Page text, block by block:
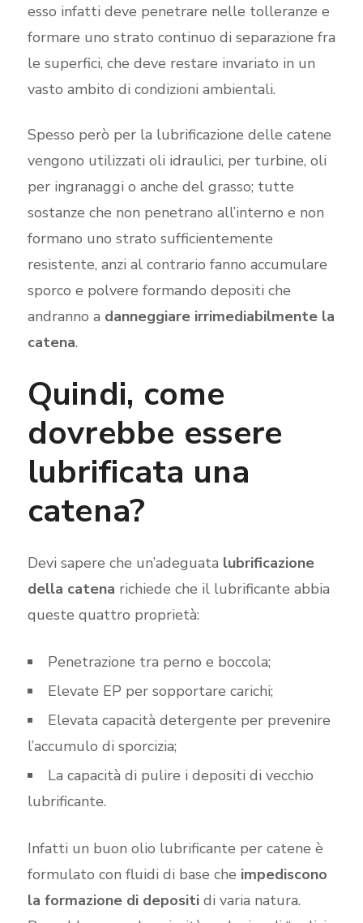
esso infatti deve penetrare nelle tolleranze e
formare uno strato continuo di separazione fra
le superfici, che deve restare invariato in un
vasto ambito di condizioni ambientali.
Spesso però per la lubrificazione delle catene
vengono utilizzati oli idraulici, per turbine, oli
per ingranaggi o anche del grasso; tutte
sostanze che non penetrano all’interno e non
formano uno strato sufficientemente
resistente, anzi al contrario fanno accumulare
sporco e polvere formando depositi che
andranno a danneggiare irrimediabilmente la
catena.
Quindi, come
dovrebbe essere
lubrificata una
catena?
Devi sapere che un’adeguata lubrificazione
della catena richiede che il lubrificante abbia
queste quattro proprietà:
Penetrazione tra perno e boccola;
Elevate EP per sopportare carichi;
Elevata capacità detergente per prevenire
l’accumulo di sporcizia;
La capacità di pulire i depositi di vecchio
lubrificante.
Infatti un buon olio lubrificante per catene è
formulato con fluidi di base che impediscono
la formazione di depositi di varia natura.